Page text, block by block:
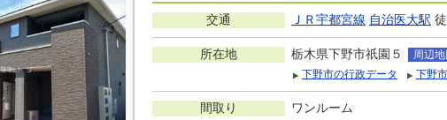
交通 ＪＲ宇都宮線 自治医大駅
所在地 栃木県下野市祇園５
周辺地
下野市の行政データ
下野
間取り ワンルーム